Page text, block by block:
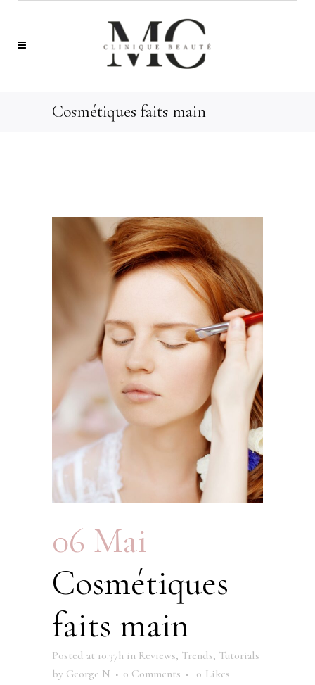
Cosmétiques faits main
06 Mai
Cosmétiques
faits main
Posted at 10:37h in Reviews, Trends, Tutorials
by George N 0 Comments 0 Likes